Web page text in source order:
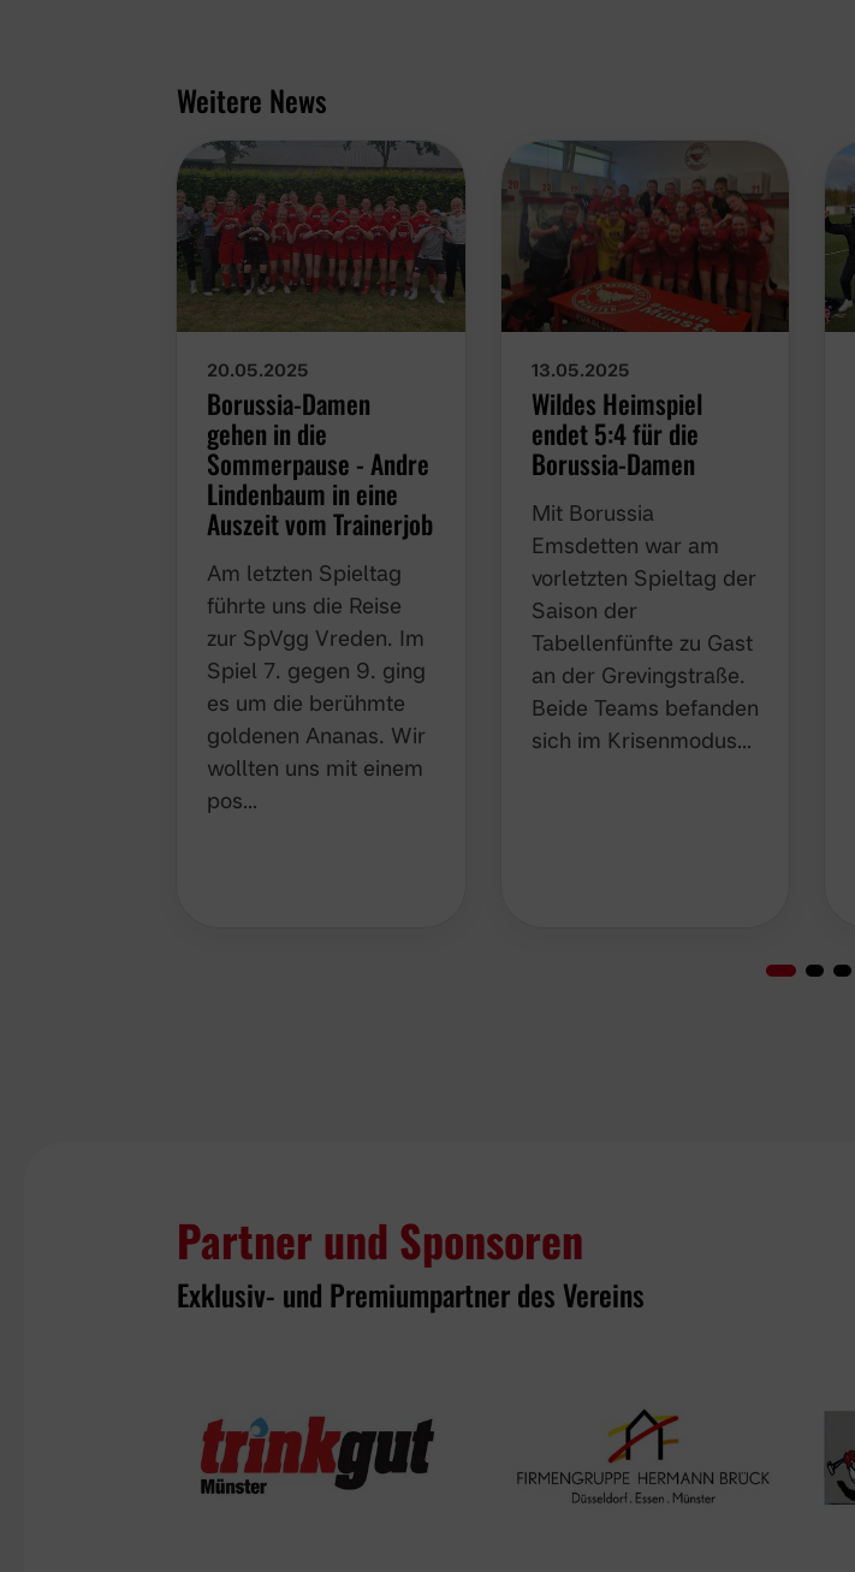
Weitere News
20.05.2025
Borussia-Damen
gehen in die
Sommerpause - Andre
Lindenbaum in eine
Auszeit vom Trainerjob
Am letzten Spieltag
führte uns die Reise
zur SpVgg Vreden. Im
Spiel 7. gegen 9. ging
es um die berühmte
goldenen Ananas. Wir
wollten uns mit einem
pos…
13.05.2025
Wildes Heimspiel
endet 5:4 für die
Borussia-Damen
Mit Borussia
Emsdetten war am
vorletzten Spieltag der
Saison der
Tabellenfünfte zu Gast
an der Grevingstraße.
Beide Teams befanden
sich im Krisenmodus…
Partner und Sponsoren
Exklusiv- und Premiumpartner des Vereins